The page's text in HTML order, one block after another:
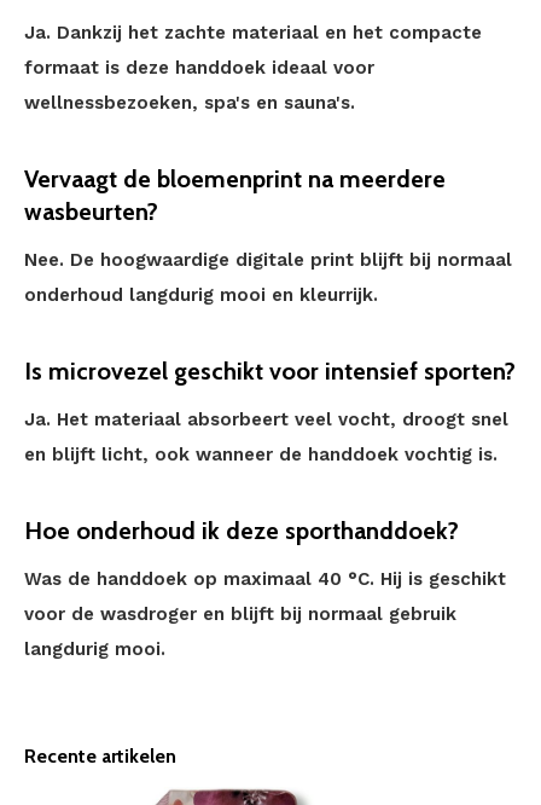
Ja. Dankzij het zachte materiaal en het compacte
formaat is deze handdoek ideaal voor
wellnessbezoeken, spa's en sauna's.
Vervaagt de bloemenprint na meerdere
wasbeurten?
Nee. De hoogwaardige digitale print blijft bij normaal
onderhoud langdurig mooi en kleurrijk.
Is microvezel geschikt voor intensief sporten?
Ja. Het materiaal absorbeert veel vocht, droogt snel
en blijft licht, ook wanneer de handdoek vochtig is.
Hoe onderhoud ik deze sporthanddoek?
Was de handdoek op maximaal 40 °C. Hij is geschikt
voor de wasdroger en blijft bij normaal gebruik
langdurig mooi.
Recente artikelen